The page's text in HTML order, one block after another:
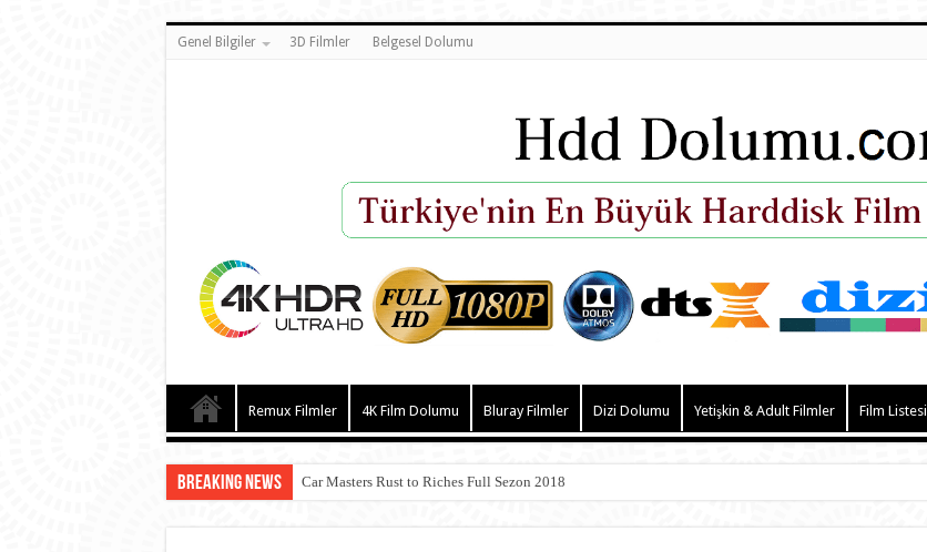
Genel Bilgiler 3D Filmler Belgesel Dolumu
Remux Filmler 4K Film Dolumu Bluray Filmler Dizi Dolumu Yetişkin & Adult Filmler Film Listesi
Breaking News Car Masters Rust to Riches Full Sezon 2018